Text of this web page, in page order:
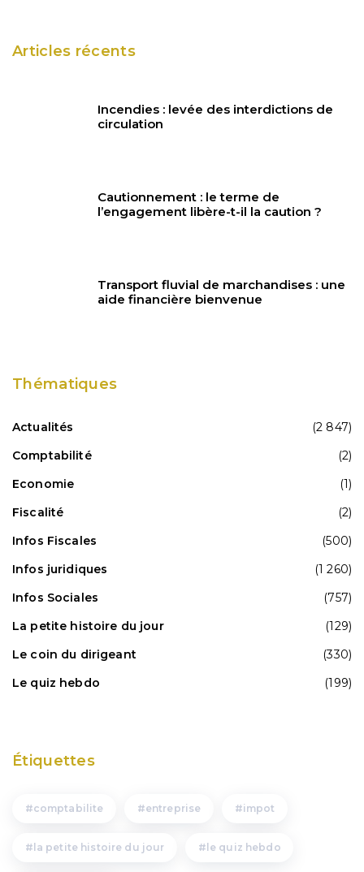
Articles récents
Incendies : levée des interdictions de
circulation
Cautionnement : le terme de
l’engagement libère-t-il la caution ?
Transport fluvial de marchandises : une
aide financière bienvenue
Thématiques
Actualités
(2 847)
Comptabilité
(2)
Economie
(1)
Fiscalité
(2)
Infos Fiscales
(500)
Infos juridiques
(1 260)
Infos Sociales
(757)
La petite histoire du jour
(129)
Le coin du dirigeant
(330)
Le quiz hebdo
(199)
Étiquettes
comptabilite entreprise impot
la petite histoire du jour le quiz hebdo